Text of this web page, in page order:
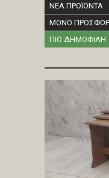
ΝΕΑ ΠΡΟΪΟΝΤΑ
ΜΟΝΟ
ΠΙΟ ΔΗΜΟΦΙΛΗ